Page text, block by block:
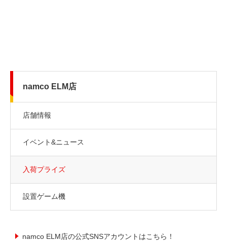
namco ELM店
店舗情報
イベント&ニュース
入荷プライズ
設置ゲーム機
namco ELM店の公式SNSアカウントはこちら！